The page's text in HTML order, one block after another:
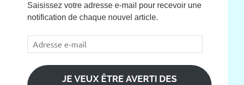
Saisissez votre adresse e-mail pour recevoir une
notification de chaque nouvel article.
Adresse
e-
mail
JE VEUX ÊTRE AVERTI DES